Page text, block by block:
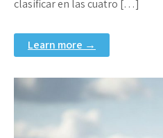
clasificar en las cuatro […]
Learn more →